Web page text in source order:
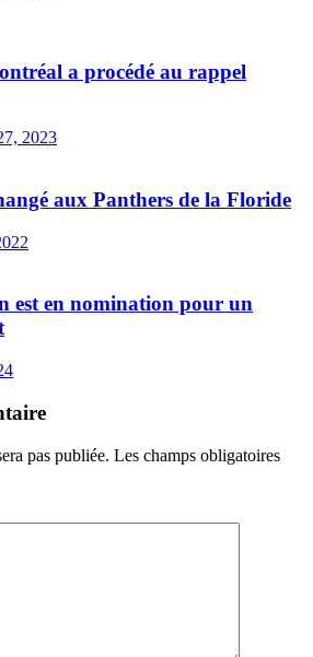
a procédé au rappel
2023
aux Panthers de la Floride
est en nomination pour un
pas publiée. Les champs obligatoires